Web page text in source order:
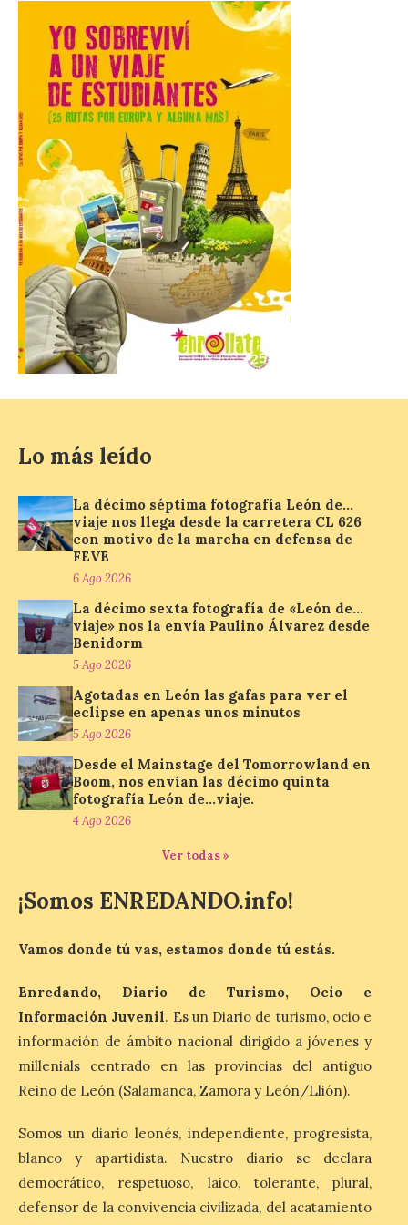
6 Ago 2026
La novena campaña
arqueológica centrará sus
trabajos en el estudio de la
organización urbana y la
vida cotidiana del poblado
y contará con la participación de
estudiantes del grado en Historia. La
excavación se complementará con
actividades de divulgación abiertas […]
El Mercado Medieval abre
sus puertas en La Bañeza
con más de 60 puestos y
un amplio programa de
animación.
6 Ago 2026
La programación
de animación dirigidas a
todos los públicos. La
Bañeza inauguró en la tarde de este
martes 4 de agosto una nueva edición de
su tradicional Mercado Medieval, que
hasta el próximo 6 […]
Un viaje a la Antigüedad:
el Museo del Prado
propone un recorrido por
obras de su Colección de
inspiración clásica
6 Ago 2026
Al hilo del estreno de La
Odisea de Christopher
reúne una selección de
Antigüedad clásica, la mitología y los
viajes, que se suceden al ritmo de un
Patrimonio Nacional
cancela la temporada de
fuentes de La Granja ante
la escasez de agua
6 Ago 2026
Esta medida afecta a los
espectáculos nocturnos
Diana previstos para los
días 8, 15 y 22 de agosto,
así como al encendido extraordinario del
Lo más leído
La décimo séptima fotografía León de…
viaje nos llega desde la carretera CL 626
con motivo de la marcha en defensa de
FEVE
6 Ago 2026
La décimo sexta fotografía de «León de…
viaje» nos la envía Paulino Álvarez desde
Benidorm
5 Ago 2026
Agotadas en León las gafas para ver el
eclipse en apenas unos minutos
5 Ago 2026
Desde el Mainstage del Tomorrowland en
Boom, nos envían las décimo quinta
fotografía León de…viaje.
4 Ago 2026
Ver todas »
¡Somos ENREDANDO.info!
Vamos donde tú vas, estamos donde tú estás.
Enredando, Diario de Turismo, Ocio e
Información Juvenil. Es un Diario de turismo, ocio e
información de ámbito nacional dirigido a jóvenes y
millenials centrado en las provincias del antiguo
Reino de León (Salamanca, Zamora y León/Llión).
Somos un diario leonés, independiente, progresista,
blanco y apartidista. Nuestro diario se declara
democrático, respetuoso, laico, tolerante, plural,
defensor de la convivencia civilizada, del acatamiento